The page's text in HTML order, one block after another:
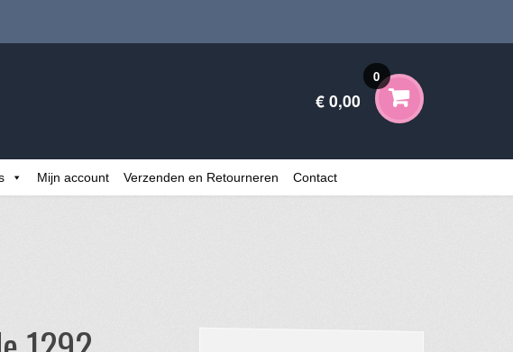
€ 0,00
0
Mijn account Verzenden en Retourneren Contact